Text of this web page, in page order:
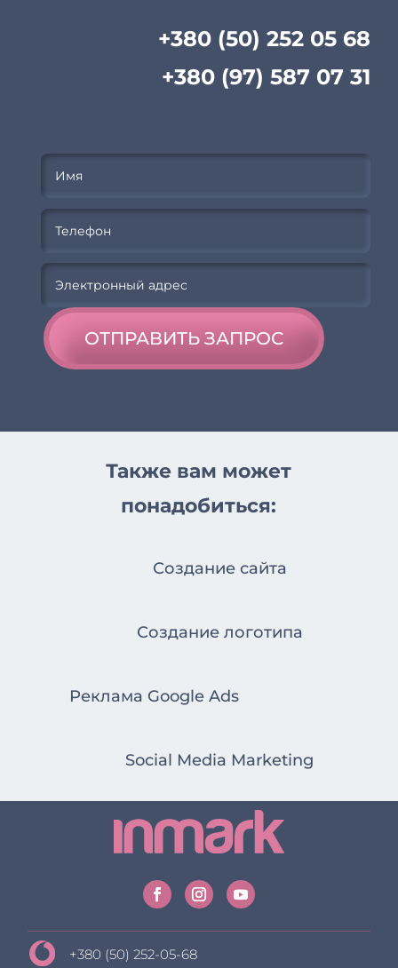
+380 (50) 252 05 68
+380 (97) 587 07 31
ОТПРАВИТЬ ЗАПРОС
Также вам может
понадобиться:
Создание сайта
Создание логотипа
Реклама Google Ads
Social Media Marketing
+380 (50) 252-05-68